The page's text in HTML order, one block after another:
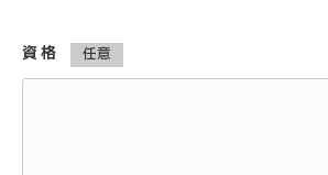
資 格 任意